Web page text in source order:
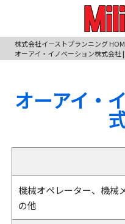
株式会社イーストプランニング
オーアイ・イノベーション株式会社
オーアイ・
機械オペレーター、機械
の他